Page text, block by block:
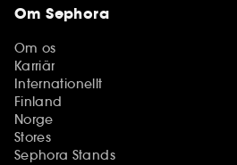
Om Sephora
Om os
Karriär
Internationellt
Finland
Norge
Stores
Sephora Stands